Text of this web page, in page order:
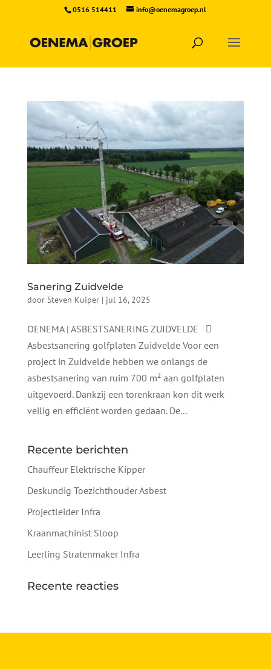
0516 514411 info@oenemagroep.nl
Sanering Zuidvelde
door Steven Kuiper| jul 16, 2025
OENEMA | ASBESTSANERING ZUIDVELDE 
Asbestsanering golfplaten Zuidvelde Voor een
project in Zuidvelde hebben we onlangs de
asbestsanering van ruim 700 m² aan golfplaten
uitgevoerd. Dankzij een torenkraan kon dit werk
veilig en efficiënt worden gedaan. De...
Recente berichten
Chauffeur Elektrische Kipper
Deskundig Toezichthouder Asbest
Projectleider Infra
Kraanmachinist Sloop
Leerling Stratenmaker Infra
Recente reacties